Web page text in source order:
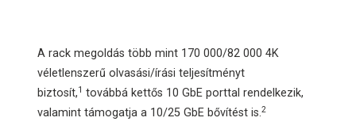
A rack megoldás több mint 170 000/82 000 4K
véletlenszerű olvasási/írási teljesítményt
biztosít,1 továbbá kettős 10 GbE porttal rendelkezik,
valamint támogatja a 10/25 GbE bővítést is.2